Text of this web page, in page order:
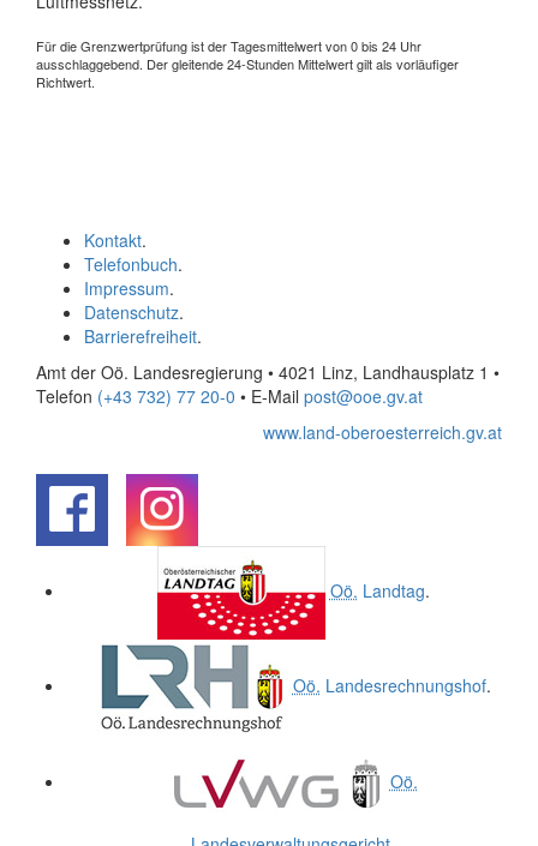
Für die Grenzwertprüfung ist der Tagesmittelwert von 0 bis 24 Uhr
ausschlaggebend. Der gleitende 24-Stunden Mittelwert gilt als vorläufiger
Richtwert.
Kontakt.
Telefonbuch.
Impressum.
Datenschutz.
Barrierefreiheit.
Amt der Oö. Landesregierung • 4021 Linz, Landhausplatz 1 •
Telefon (+43 732) 77 20-0 • E-Mail post@ooe.gv.at
www.land-oberoesterreich.gv.at
Oö. Landtag.
Oö. Landesrechnungshof.
Oö.